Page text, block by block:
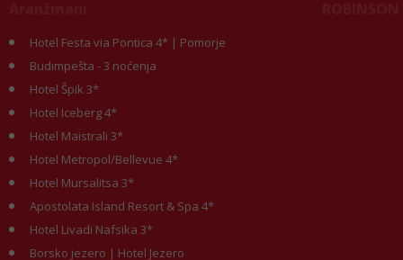
Hotel Festa via Pontica 4* | Pomorje
Budimpešta - 3 noćenja
Hotel Špik 3*
Hotel Iceberg 4*
Hotel Maistrali 3*
Hotel Metropol/Bellevue 4*
Hotel Mursalitsa 3*
Apostolata Island Resort & Spa 4*
Hotel Livadi Nafsika 3*
Borsko jezero | Hotel Jezero